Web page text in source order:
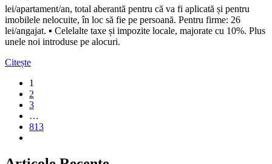
lei/apartament/an, total aberantă pentru că va fi aplicată și pentru
imobilele nelocuite, în loc să fie pe persoană. Pentru firme: 26
lei/angajat. ▪️ Celelalte taxe și impozite locale, majorate cu 10%. Plus
unele noi introduse pe alocuri.
Citește
1
2
3
…
813